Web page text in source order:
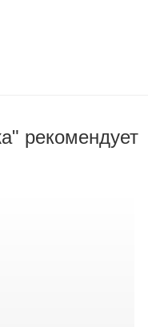
рекомендует